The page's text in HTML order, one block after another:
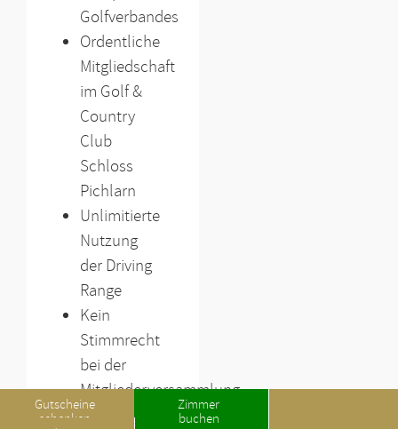
Gutscheine
schenken
Zimmer
buchen
Golfverbandes
Ordentliche
Mitgliedschaft
im Golf &
Country
Club
Schloss
Pichlarn
Unlimitierte
Nutzung
der Driving
Range
Kein
Stimmrecht
bei der
Mitgliederversammlung